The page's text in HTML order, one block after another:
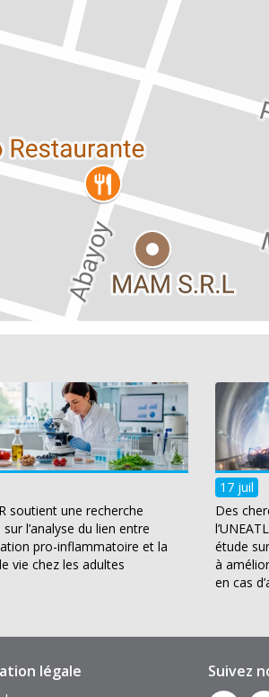
soutient une recherche
l’analyse du lien entre
pro-inflammatoire et la
vie chez les adultes
17 juil
Des
étude
à
en cas
légale Suivez